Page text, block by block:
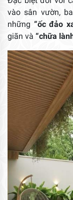
vào sân vườn,
những “ốc đảo
giãn và “chữa